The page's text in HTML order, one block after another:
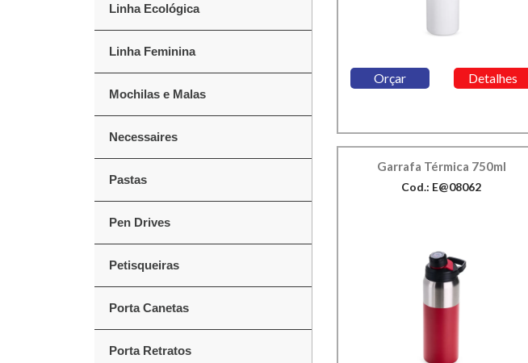
Linha Ecológica
Linha Feminina
Mochilas e Malas
Necessaires
Pastas
Pen Drives
Petisqueiras
Porta Canetas
Porta Retratos
Orçar Detalhes
Garrafa Térmica 750ml
Cod.: E@08062